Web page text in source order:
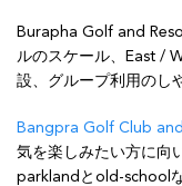
Burapha Golf and
ルのスケール、East /
設、グループ利用のし
Bangpra Golf Club
気を楽しみたい方に向
parklandとold-school